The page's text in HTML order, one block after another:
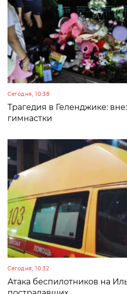
Сегодня, 10:38
Трагедия в Геленджике:
гимнастки
Сегодня, 10:32
Атака беспилотников на